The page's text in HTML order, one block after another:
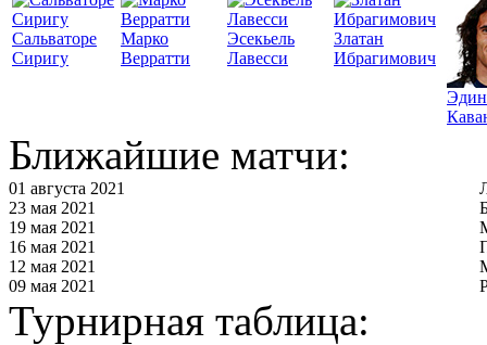
Сальваторе
Сиригу
Марко
Верратти
Эсекьель
Лавесси
Златан
Ибрагимович
Ближайшие матчи:
01 августа 2021
23 мая 2021
19 мая 2021
16 мая 2021
12 мая 2021
09 мая 2021
Турнирная таблица: